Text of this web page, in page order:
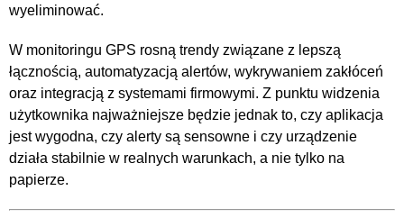
wyeliminować.
W monitoringu GPS rosną trendy związane z lepszą
łącznością, automatyzacją alertów, wykrywaniem zakłóceń
oraz integracją z systemami firmowymi. Z punktu widzenia
użytkownika najważniejsze będzie jednak to, czy aplikacja
jest wygodna, czy alerty są sensowne i czy urządzenie
działa stabilnie w realnych warunkach, a nie tylko na
papierze.